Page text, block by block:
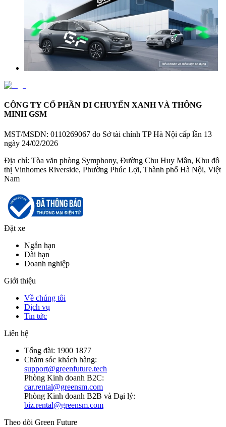
CÔNG TY CỔ PHẦN DI CHUYỂN XANH VÀ THÔNG
MINH GSM
MST/MSDN: 0110269067 do Sở tài chính TP Hà Nội cấp lần 13
ngày 24/02/2026
Địa chỉ: Tòa văn phòng Symphony, Đường Chu Huy Mân, Khu đô
thị Vinhomes Riverside, Phường Phúc Lợi, Thành phố Hà Nội, Việt
Nam
Đặt xe
Ngắn hạn
Dài hạn
Doanh nghiệp
Giới thiệu
Về chúng tôi
Dịch vụ
Tin tức
Liên hệ
Tổng đài: 1900 1877
Chăm sóc khách hàng:
support@greenfuture.tech
Phòng Kinh doanh B2C:
car.rental@greensm.com
Phòng Kinh doanh B2B và Đại lý:
biz.rental@greensm.com
Theo dõi Green Future